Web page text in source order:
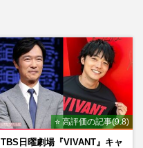
⭐ 高評価の記事(9.8)
TBS日曜劇場『VIVANT』キャ